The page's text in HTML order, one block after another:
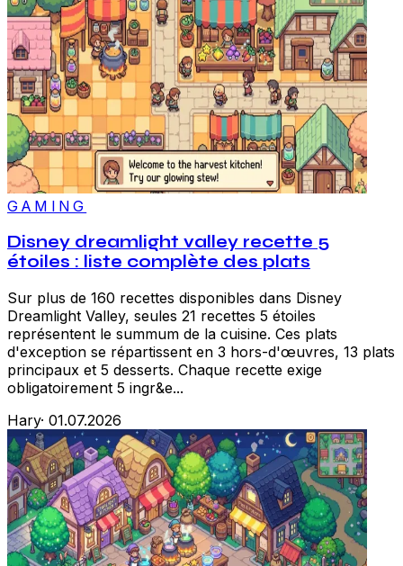
GAMING
Disney dreamlight valley recette 5
étoiles : liste complète des plats
Sur plus de 160 recettes disponibles dans Disney
Dreamlight Valley, seules 21 recettes 5 étoiles
représentent le summum de la cuisine. Ces plats
d'exception se répartissent en 3 hors-d'œuvres, 13 plats
principaux et 5 desserts. Chaque recette exige
obligatoirement 5 ingr&e...
Hary· 01.07.2026